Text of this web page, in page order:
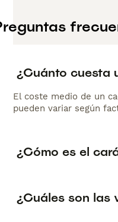
¿Cuánto cuesta
El coste medio de un
pueden variar según
¿Cómo es el
¿Cuáles son las